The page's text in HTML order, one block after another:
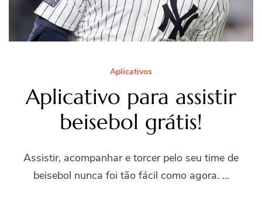
Aplicativos
Aplicativo para assistir
beisebol grátis!
Assistir, acompanhar e torcer pelo seu time de
beisebol nunca foi tão fácil como agora. …